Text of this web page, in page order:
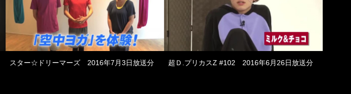
スター☆ドリーマーズ 2016年7月3日放送分 超Ｄ.プリカスZ #102 2016年6月26日放送分